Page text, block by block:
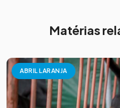
Matérias
ABRIL LARANJA